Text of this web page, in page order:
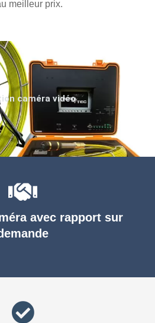
meilleur prix.
avec rapport sur
caméra vidéo